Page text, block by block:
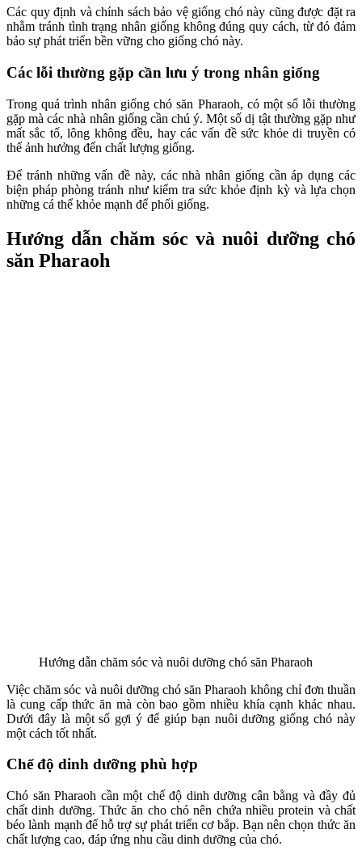
Các quy định và chính sách bảo vệ giống chó này cũng được đặt ra
nhằm tránh tình trạng nhân giống không đúng quy cách, từ đó đảm
bảo sự phát triển bền vững cho giống chó này.
Các lỗi thường gặp cần lưu ý trong nhân giống
Trong quá trình nhân giống chó săn Pharaoh, có một số lỗi thường
gặp mà các nhà nhân giống cần chú ý. Một số dị tật thường gặp như
mất sắc tố, lông không đều, hay các vấn đề sức khỏe di truyền có
thể ảnh hưởng đến chất lượng giống.
Để tránh những vấn đề này, các nhà nhân giống cần áp dụng các
biện pháp phòng tránh như kiểm tra sức khỏe định kỳ và lựa chọn
những cá thể khỏe mạnh để phối giống.
Hướng dẫn chăm sóc và nuôi dưỡng chó
săn Pharaoh
Hướng dẫn chăm sóc và nuôi dưỡng chó săn Pharaoh
Việc chăm sóc và nuôi dưỡng chó săn Pharaoh không chỉ đơn thuần
là cung cấp thức ăn mà còn bao gồm nhiều khía cạnh khác nhau.
Dưới đây là một số gợi ý để giúp bạn nuôi dưỡng giống chó này
một cách tốt nhất.
Chế độ dinh dưỡng phù hợp
Chó săn Pharaoh cần một chế độ dinh dưỡng cân bằng và đầy đủ
chất dinh dưỡng. Thức ăn cho chó nên chứa nhiều protein và chất
béo lành mạnh để hỗ trợ sự phát triển cơ bắp. Bạn nên chọn thức ăn
chất lượng cao, đáp ứng nhu cầu dinh dưỡng của chó.